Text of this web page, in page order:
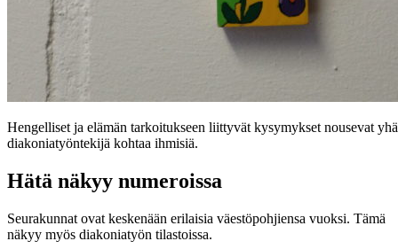
Hengelliset ja elämän tarkoitukseen liittyvät kysymykset nousevat
diakoniatyöntekijä kohtaa ihmisiä.
Hätä näkyy numeroissa
Seurakunnat ovat keskenään erilaisia väestöpohjiensa vuoksi. Tämä
näkyy myös diakoniatyön tilastoissa.